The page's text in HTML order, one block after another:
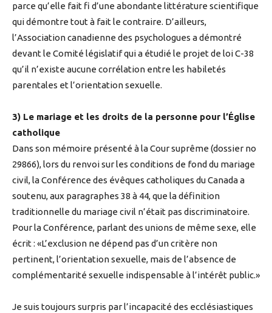
parce qu’elle fait fi d’une abondante littérature scientifique
qui démontre tout à fait le contraire. D’ailleurs,
l’Association canadienne des psychologues a démontré
devant le Comité législatif qui a étudié le projet de loi C-38
qu’il n’existe aucune corrélation entre les habiletés
parentales et l’orientation sexuelle.
3) Le mariage et les droits de la personne pour l’Église
catholique
Dans son mémoire présenté à la Cour suprême (dossier no
29866), lors du renvoi sur les conditions de fond du mariage
civil, la Conférence des évêques catholiques du Canada a
soutenu, aux paragraphes 38 à 44, que la définition
traditionnelle du mariage civil n’était pas discriminatoire.
Pour la Conférence, parlant des unions de même sexe, elle
écrit : «L’exclusion ne dépend pas d’un critère non
pertinent, l’orientation sexuelle, mais de l’absence de
complémentarité sexuelle indispensable à l’intérêt public.»
Je suis toujours surpris par l’incapacité des ecclésiastiques